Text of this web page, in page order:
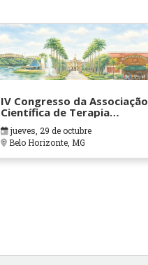
IV Congresso da Associação
Científica de Terapia
Ocupacional em Contextos
Hospitalares e Cuidados
Paliativos - ATOHOSP
jueves, 29 de octubre
Belo Horizonte, MG